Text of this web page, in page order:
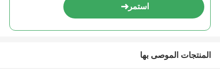
استمر
المنتجات الموصى بها